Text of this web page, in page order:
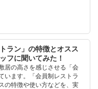
ラン」の特徴とオスス
フに聞いてみた！
居の高さを感じさせる「会
います。「会員制レストラ
の特徴や使い方などを、実